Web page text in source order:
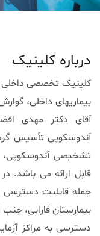
درباره کلینیک
کلینیک تخصصی داخلی
بیماریهای داخلی،
آقای دکتر مهدی
آندوسکوپی تأسیس
تشخیصی آندوسکوپی،
قابل ارائه می باشد.
جمله قابلیت دسترسی
بیمارستان فارابی، جنب
دسترسی به مراکز